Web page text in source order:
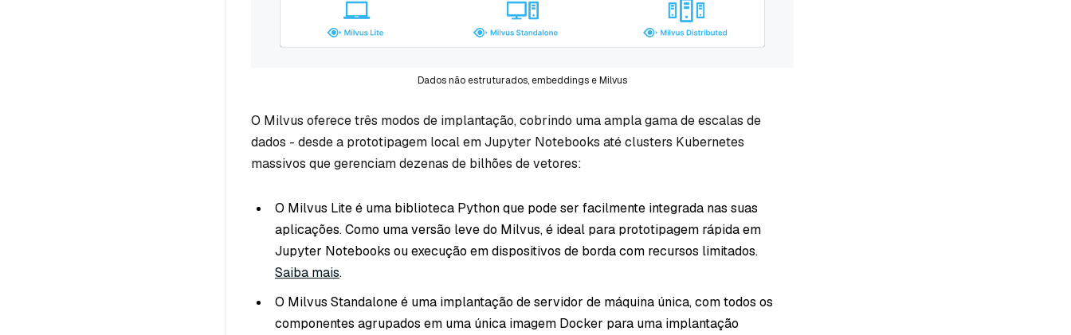
Dados não estruturados, embeddings e Milvus
O Milvus oferece três modos de implantação, cobrindo uma ampla gama de escalas de
dados - desde a prototipagem local em Jupyter Notebooks até clusters Kubernetes
massivos que gerenciam dezenas de bilhões de vetores:
O Milvus Lite é uma biblioteca Python que pode ser facilmente integrada nas suas
aplicações. Como uma versão leve do Milvus, é ideal para prototipagem rápida em
Jupyter Notebooks ou execução em dispositivos de borda com recursos limitados.
Saiba mais.
O Milvus Standalone é uma implantação de servidor de máquina única, com todos os
componentes agrupados em uma única imagem Docker para uma implantação